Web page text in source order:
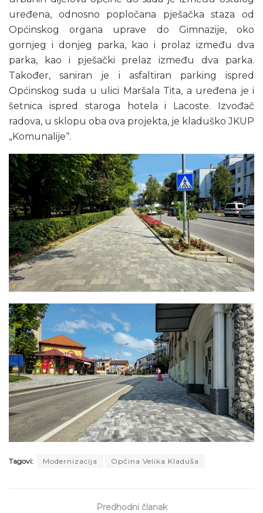
uređena, odnosno popločana pješačka staza od
Općinskog organa uprave do Gimnazije, oko
gornjeg i donjeg parka, kao i prolaz između dva
parka, kao i pješački prelaz između dva parka.
Također, saniran je i asfaltiran parking ispred
Općinskog suda u ulici Maršala Tita, a uređena je i
šetnica ispred staroga hotela i Lacoste. Izvođač
radova, u sklopu oba ova projekta, je kladuško JKUP
„Komunalije“.
Tagovi: Modernizacija Općina Velika Kladuša
Predhodni članak